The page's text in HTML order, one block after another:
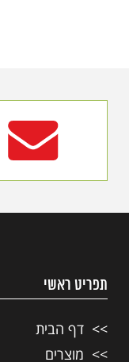
תפריט ראשי
דף הבית
מוצרים